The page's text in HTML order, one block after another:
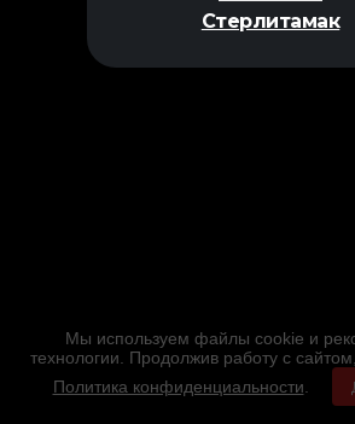
Стерлитамак
Мы используем файлы cookie и
технологии. Продолжив работу с
Политика конфиденциальности